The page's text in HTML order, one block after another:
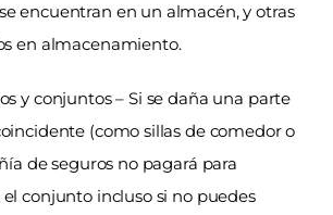
encuentran en un almacén, y otras
en almacenamiento.
y conjuntos – Si se daña una parte
(como sillas de comedor o
de seguros no pagará para
conjunto incluso si no puedes